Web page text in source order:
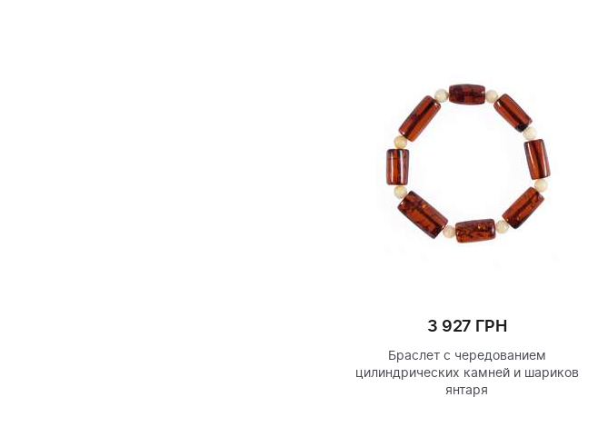
3 927 ГРН
Браслет с чередованием
цилиндрических камней и шариков
янтаря